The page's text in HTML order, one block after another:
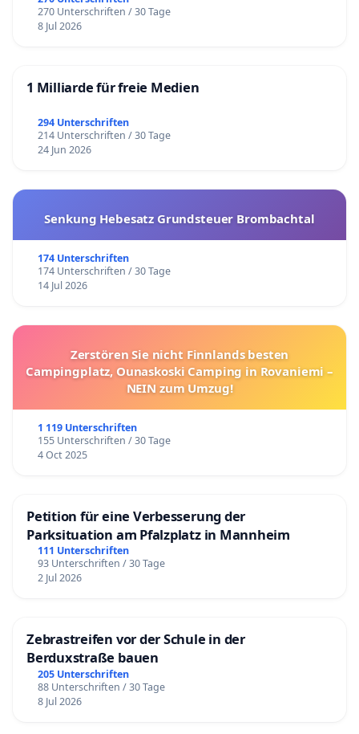
270 Unterschriften / 30 Tage
8 Jul 2026
1 Milliarde für freie Medien
294 Unterschriften
214 Unterschriften / 30 Tage
24 Jun 2026
Senkung Hebesatz Grundsteuer Brombachtal
174 Unterschriften
174 Unterschriften / 30 Tage
14 Jul 2026
Zerstören Sie nicht Finnlands besten
Campingplatz, Ounaskoski Camping in Rovaniemi –
NEIN zum Umzug!
1 119 Unterschriften
155 Unterschriften / 30 Tage
4 Oct 2025
Petition für eine Verbesserung der
Parksituation am Pfalzplatz in Mannheim
111 Unterschriften
93 Unterschriften / 30 Tage
2 Jul 2026
Zebrastreifen vor der Schule in der
Berduxstraße bauen
205 Unterschriften
88 Unterschriften / 30 Tage
8 Jul 2026